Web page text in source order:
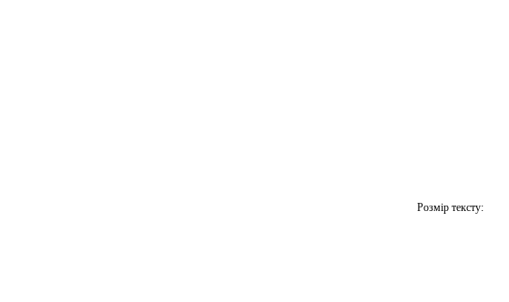
Розмір тексту: